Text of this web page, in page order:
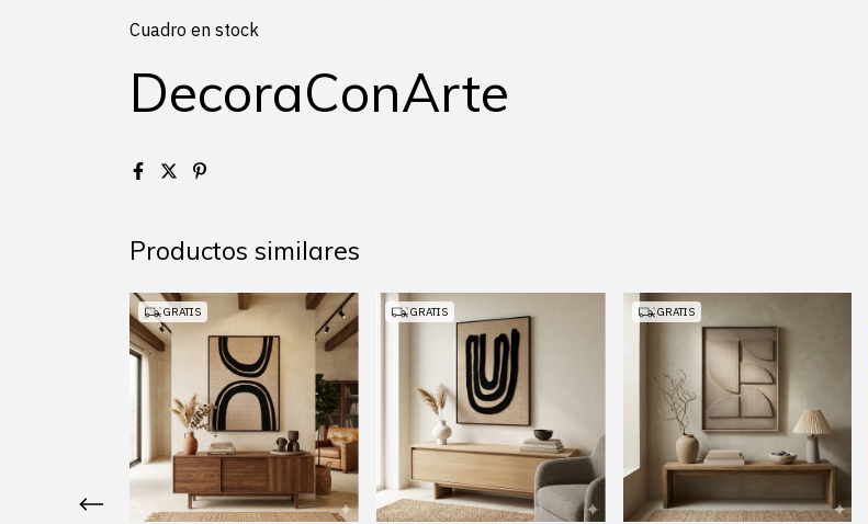
Cuadro en stock
DecoraConArte
Productos similares
GRATIS GRATIS GRATIS